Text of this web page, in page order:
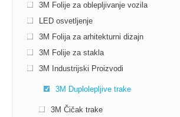
3M Folije za oblepljivanje vozila
LED osvetljenje
3M Folija za arhitekturni dizajn
3M Folije za stakla
3M Industrijski Proizvodi
3M Duplolepljive trake
3М Čičak trake